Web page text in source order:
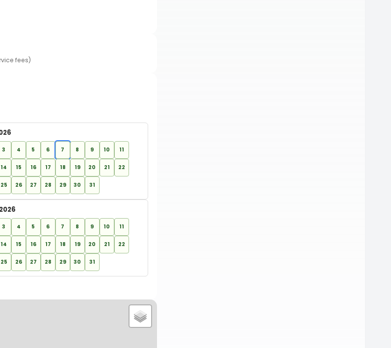
fees)
3 4 5 6 7 8 9 10 11
14 15 16 17 18 19 20 21 22
25 26 27 28 29 30 31
3 4 5 6 7 8 9 10 11
14 15 16 17 18 19 20 21 22
25 26 27 28 29 30 31